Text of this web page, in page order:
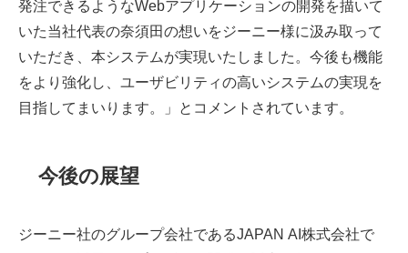
発注できるようなWebアプリケーションの開発を描いて
いた当社代表の奈須田の想いをジーニー様に汲み取って
いただき、本システムが実現いたしました。今後も機能
をより強化し、ユーザビリティの高いシステムの実現を
目指してまいります。」とコメントされています。
今後の展望
ジーニー社のグループ会社であるJAPAN AI株式会社で